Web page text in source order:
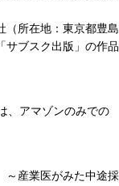
（所在地：東京都豊島
サブスク出版」の作品
、アマゾンのみでの
～産業医がみた中途採